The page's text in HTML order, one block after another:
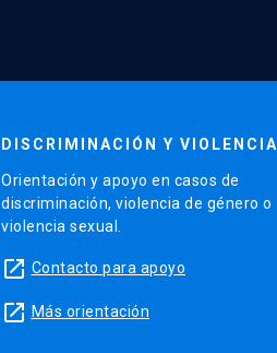
DISCRIMINACIÓN Y VIOLENCIA
Orientación y apoyo en casos de
discriminación, violencia de género o
violencia sexual.
launch Contacto para apoyo
launch Más orientación